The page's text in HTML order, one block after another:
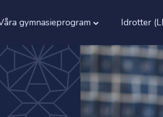
gymnasie­program
"Våra
gymnasie­
program"
menu
Idrotter